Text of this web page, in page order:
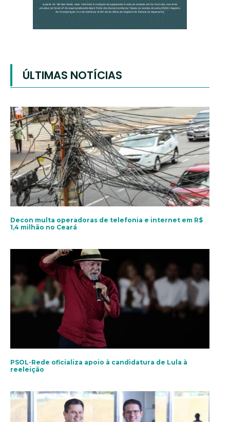
ÚLTIMAS NOTÍCIAS
Decon multa operadoras de telefonia e internet em R$
1,4 milhão no Ceará
PSOL-Rede oficializa apoio à candidatura de Lula à
reeleição